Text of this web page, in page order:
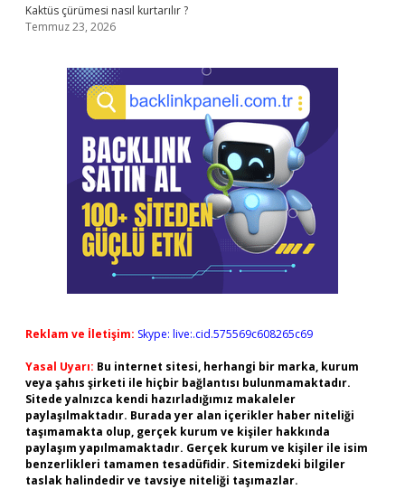
Kaktüs çürümesi nasıl kurtarılır ?
Temmuz 23, 2026
Reklam ve İletişim: Skype: live:.cid.575569c608265c69
Yasal Uyarı: Bu internet sitesi, herhangi bir marka, kurum
veya şahıs şirketi ile hiçbir bağlantısı bulunmamaktadır.
Sitede yalnızca kendi hazırladığımız makaleler
paylaşılmaktadır. Burada yer alan içerikler haber niteliği
taşımamakta olup, gerçek kurum ve kişiler hakkında
paylaşım yapılmamaktadır. Gerçek kurum ve kişiler ile isim
benzerlikleri tamamen tesadüfidir. Sitemizdeki bilgiler
taslak halindedir ve tavsiye niteliği taşımazlar.